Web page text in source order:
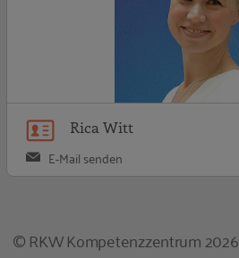
Rica Witt
E-Mail senden
© RKW Kompetenzzentrum 2026